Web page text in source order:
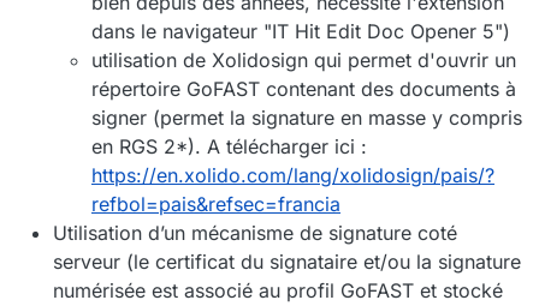
dans le navigateur "IT Hit Edit Doc Opener 5")
utilisation de Xolidosign qui permet d'ouvrir un
répertoire GoFAST contenant des documents à
signer (permet la signature en masse y compris
en RGS 2*). A télécharger ici :
https://en.xolido.com/lang/xolidosign/pais/?
refbol=pais&refsec=francia
Utilisation d’un mécanisme de signature coté
serveur (le certificat du signataire et/ou la signature
numérisée est associé au profil GoFAST et stocké